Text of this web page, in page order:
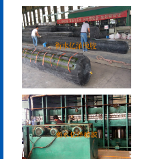
缝
RG型桥梁伸缩缝